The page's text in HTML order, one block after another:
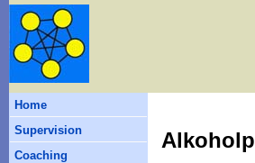
Home
Supervision
Coaching